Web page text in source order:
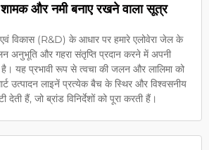
शामक और नमी बनाए रखने वाला सूत्र
विकास (R&D) के आधार पर हमारे एलोवेरा जेल के
अनुभूति और गहरा संतृप्ति प्रदान करने में अपनी
है। यह प्रभावी रूप से त्वचा की जलन और लालिमा को
उत्पादन लाइनें प्रत्येक बैच के स्थिर और विश्वसनीय
देती हैं, जो ब्रांड विनिर्देशों को पूरा करती हैं।